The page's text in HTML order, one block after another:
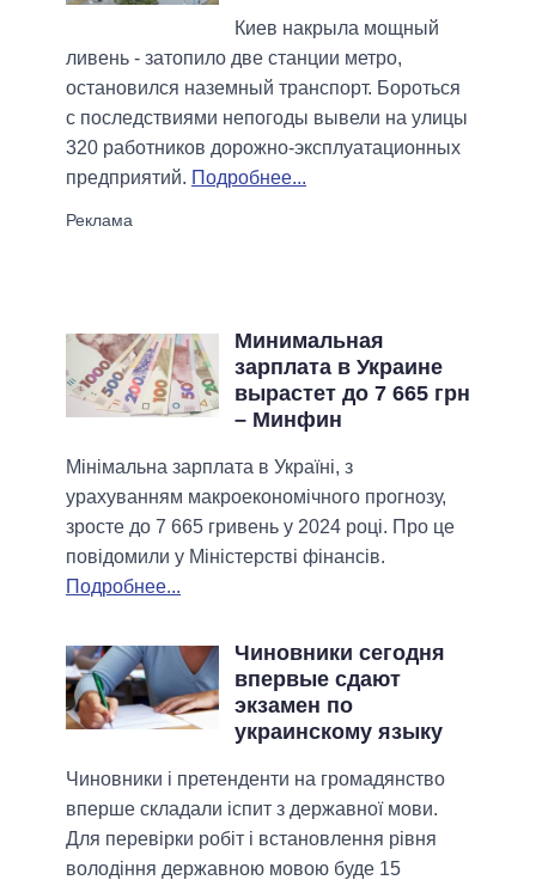
Киев накрыла мощный
ливень - затопило две станции метро,
остановился наземный транспорт. Бороться
с последствиями непогоды вывели на улицы
320 работников дорожно-эксплуатационных
предприятий. Подробнее...
Минимальная
зарплата в Украине
вырастет до 7 665 грн
– Минфин
Мінімальна зарплата в Україні, з
урахуванням макроекономічного прогнозу,
зросте до 7 665 гривень у 2024 році. Про це
повідомили у Міністерстві фінансів.
Подробнее...
Чиновники сегодня
впервые сдают
экзамен по
украинскому языку
Чиновники і претенденти на громадянство
вперше складали іспит з державної мови.
Для перевірки робіт і встановлення рівня
володіння державною мовою буде 15